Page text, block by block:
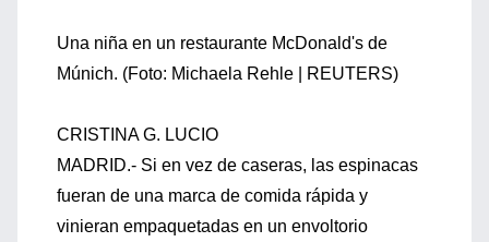
Una niña en un restaurante McDonald's de
Múnich. (Foto: Michaela Rehle | REUTERS)
CRISTINA G. LUCIO
MADRID.- Si en vez de caseras, las espinacas
fueran de una marca de comida rápida y
vinieran empaquetadas en un envoltorio